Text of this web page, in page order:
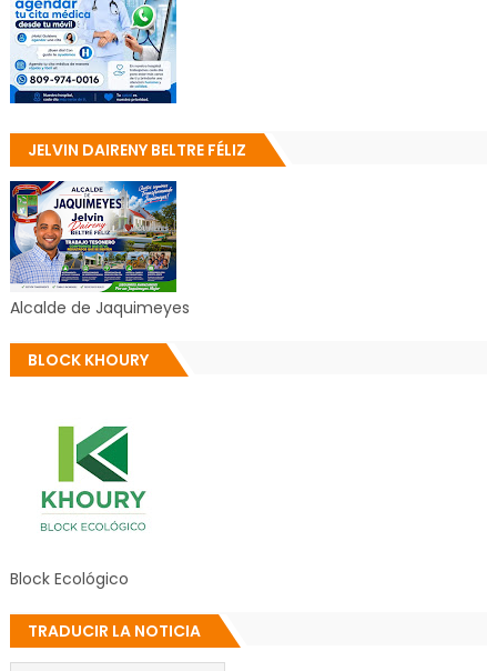
JELVIN DAIRENY BELTRE FÉLIZ
Alcalde de Jaquimeyes
BLOCK KHOURY
Block Ecológico
TRADUCIR LA NOTICIA